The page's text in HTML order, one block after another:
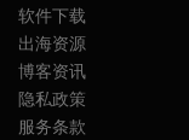
软件下载
出海资源
博客资讯
隐私政策
服务条款